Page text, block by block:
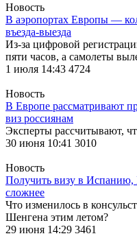
Новость
В аэропортах Европы —
въезда-выезда
Из-за цифровой
пяти часов, а самолеты
1 июля 14:43 4724
Новость
В Европе рассматривают
виз россиянам
Эксперты рассчитывают,
30 июня 10:41 3010
Новость
Получить визу в
сложнее
Что изменилось в
Шенгена этим летом?
29 июня 14:29 3461